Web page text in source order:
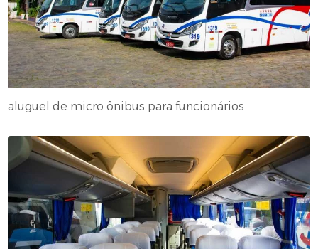
aluguel de micro ônibus para funcionários